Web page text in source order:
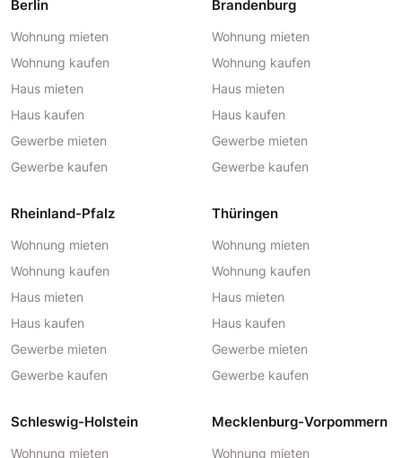
Berlin
Wohnung mieten
Wohnung kaufen
Haus mieten
Haus kaufen
Gewerbe mieten
Gewerbe kaufen
Brandenburg
Wohnung mieten
Wohnung kaufen
Haus mieten
Haus kaufen
Gewerbe mieten
Gewerbe kaufen
Rheinland-Pfalz
Wohnung mieten
Wohnung kaufen
Haus mieten
Haus kaufen
Gewerbe mieten
Gewerbe kaufen
Thüringen
Wohnung mieten
Wohnung kaufen
Haus mieten
Haus kaufen
Gewerbe mieten
Gewerbe kaufen
Schleswig-Holstein
Wohnung mieten
Mecklenburg-Vorpommern
Wohnung mieten